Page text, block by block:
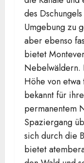
des
Umgebung zu
aber ebenso
bietet
Nebelwäldern.
Höhe von
bekannt für
permanentem
Spaziergang
sich durch die
bietet